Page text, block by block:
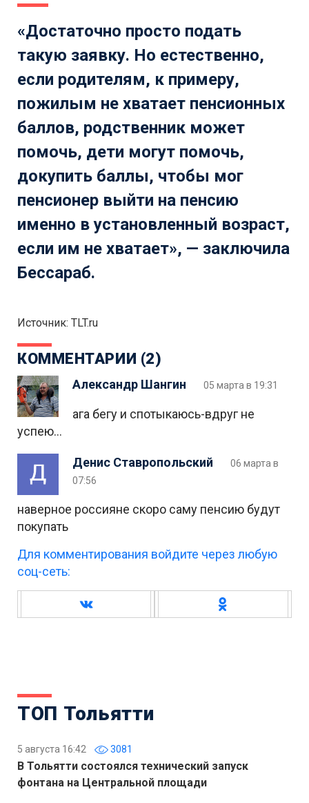
«Достаточно просто подать
такую заявку. Но естественно,
если родителям, к примеру,
пожилым не хватает пенсионных
баллов, родственник может
помочь, дети могут помочь,
докупить баллы, чтобы мог
пенсионер выйти на пенсию
именно в установленный возраст,
если им не хватает», — заключила
Бессараб.
Источник: TLT.ru
КОММЕНТАРИИ (2)
Александр Шангин 05 марта в 19:31
ага бегу и спотыкаюсь-вдруг не
успею…
Денис Ставропольский
06 марта в
07:56
наверное россияне скоро саму пенсию будут
покупать
Для комментирования войдите через любую
соц-сеть:
ТОП Тольятти
5 августа 16:42 3081
В Тольятти состоялся технический запуск
фонтана на Центральной площади